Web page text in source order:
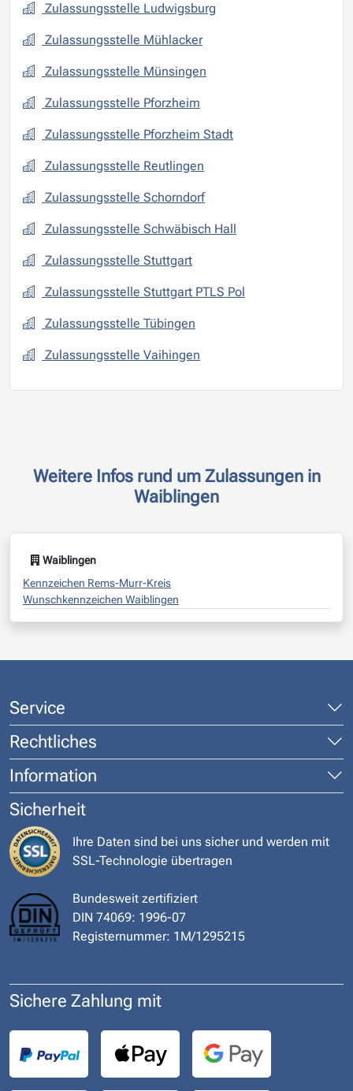
Zulassungsstelle Ludwigsburg
Zulassungsstelle Mühlacker
Zulassungsstelle Münsingen
Zulassungsstelle Pforzheim
Zulassungsstelle Pforzheim Stadt
Zulassungsstelle Reutlingen
Zulassungsstelle Schorndorf
Zulassungsstelle Schwäbisch Hall
Zulassungsstelle Stuttgart
Zulassungsstelle Stuttgart PTLS Pol
Zulassungsstelle Tübingen
Zulassungsstelle Vaihingen
Weitere Infos rund um Zulassungen in
Waiblingen
Waiblingen
Kennzeichen Rems-Murr-Kreis
Wunschkennzeichen Waiblingen
Service
Rechtliches
Information
Sicherheit
Ihre Daten sind bei uns sicher und werden mit
SSL-Technologie übertragen
Bundesweit zertifiziert
DIN 74069: 1996-07
Registernummer: 1M/1295215
Sichere Zahlung mit